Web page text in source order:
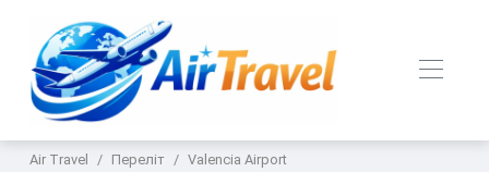
Air Travel Переліт
Valencia Airport